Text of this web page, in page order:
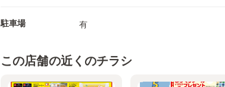
駐車場 有
この店舗の近くのチラシ